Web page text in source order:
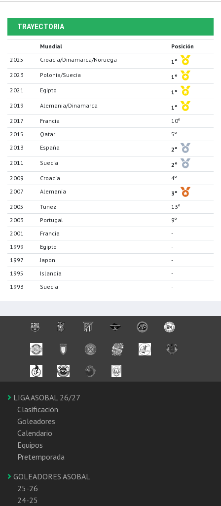
TRAYECTORIA
Mundial
Posición
2025
Croacia/Dinamarca/Noruega
1º
2023
Polonia/Suecia
1º
2021
Egipto
1º
2019
Alemania/Dinamarca
1º
2017
Francia
10º
2015
Qatar
5º
2013
España
2º
2011
Suecia
2º
2009
Croacia
4º
2007
Alemania
3º
2005
Tunez
13º
2003
Portugal
9º
2001
Francia
-
1999
Egipto
-
1997
Japon
-
1995
Islandia
-
1993
Suecia -
LIGA ASOBAL 26/27
Clasificación
Goleadores
Calendario
Equipos
Pretemporada
GOLEADORES ASOBAL
25-26
24-25